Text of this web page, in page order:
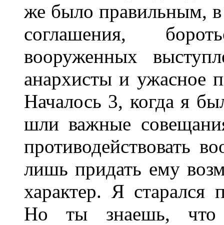
же было правильным, в
соглашения,
вооруженных
анархисты и ужасное
Началось 3, когда я
шли важные
противодействовать
лишь придать ему
характер. Я старался
Но ты знаешь, что